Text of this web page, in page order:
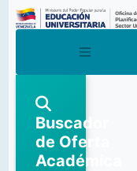
Buscador
de Oferta
Académica